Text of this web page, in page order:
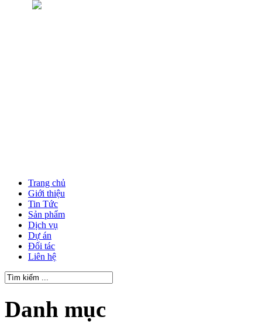
Trang chủ
Giới thiệu
Tin Tức
Sản phẩm
Dịch vụ
Dự án
Đối tác
Liên hệ
Danh mục